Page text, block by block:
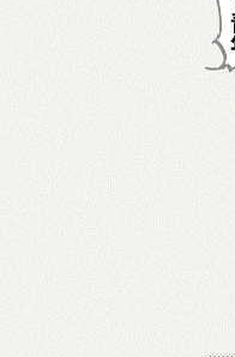
ミック誌